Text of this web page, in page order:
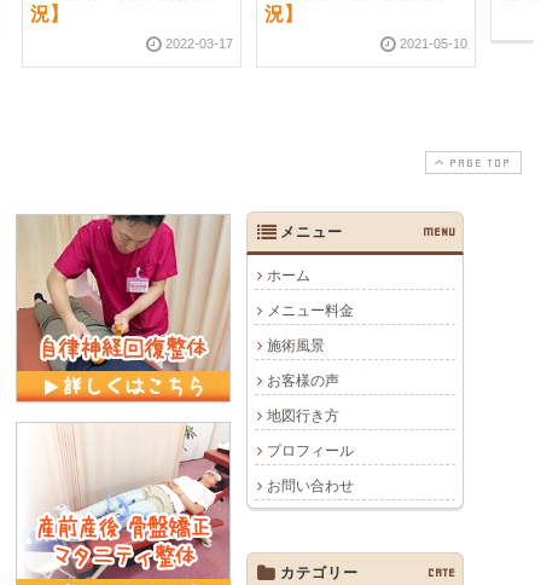
況】
2022-03-17
況】
2021-05-10
PAGE TOP
メニュー MENU
ホーム
メニュー料金
施術風景
お客様の声
地図行き方
プロフィール
お問い合わせ
カテゴリー CATE